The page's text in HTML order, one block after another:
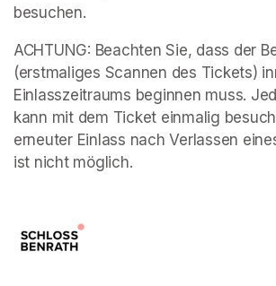
besuchen.
ACHTUNG: Beachten Sie, dass der
(erstmaliges Scannen des Tickets)
Einlasszeitraums beginnen muss.
kann mit dem Ticket einmalig
erneuter Einlass nach Verlassen
ist nicht möglich.